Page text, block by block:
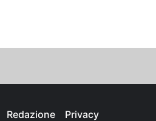
Redazione Privacy